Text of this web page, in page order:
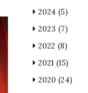
2024 (5)
2023 (7)
2022 (8)
2021 (15)
2020 (24)